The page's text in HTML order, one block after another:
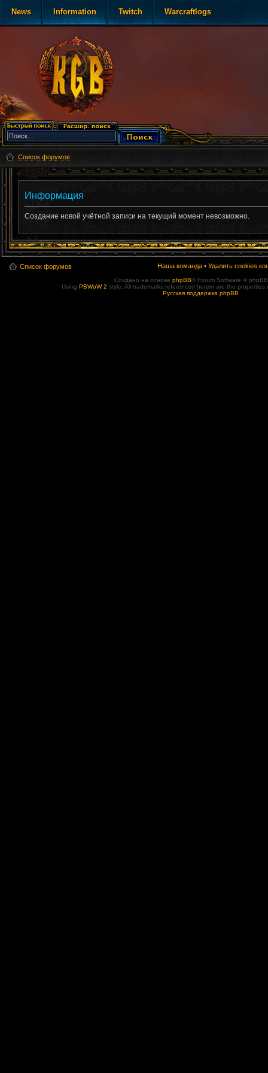
News Information Twitch Warcraftlogs
Список форумов
Информация
Создание новой учётной записи на текущий момент невозможно.
Список форумов Наша команда • Удалить cookies
Создано на основе phpBB® Forum Software ©
Using PBWoW 2 style. All trademarks referenced herein are the properties
Русская поддержка phpBB